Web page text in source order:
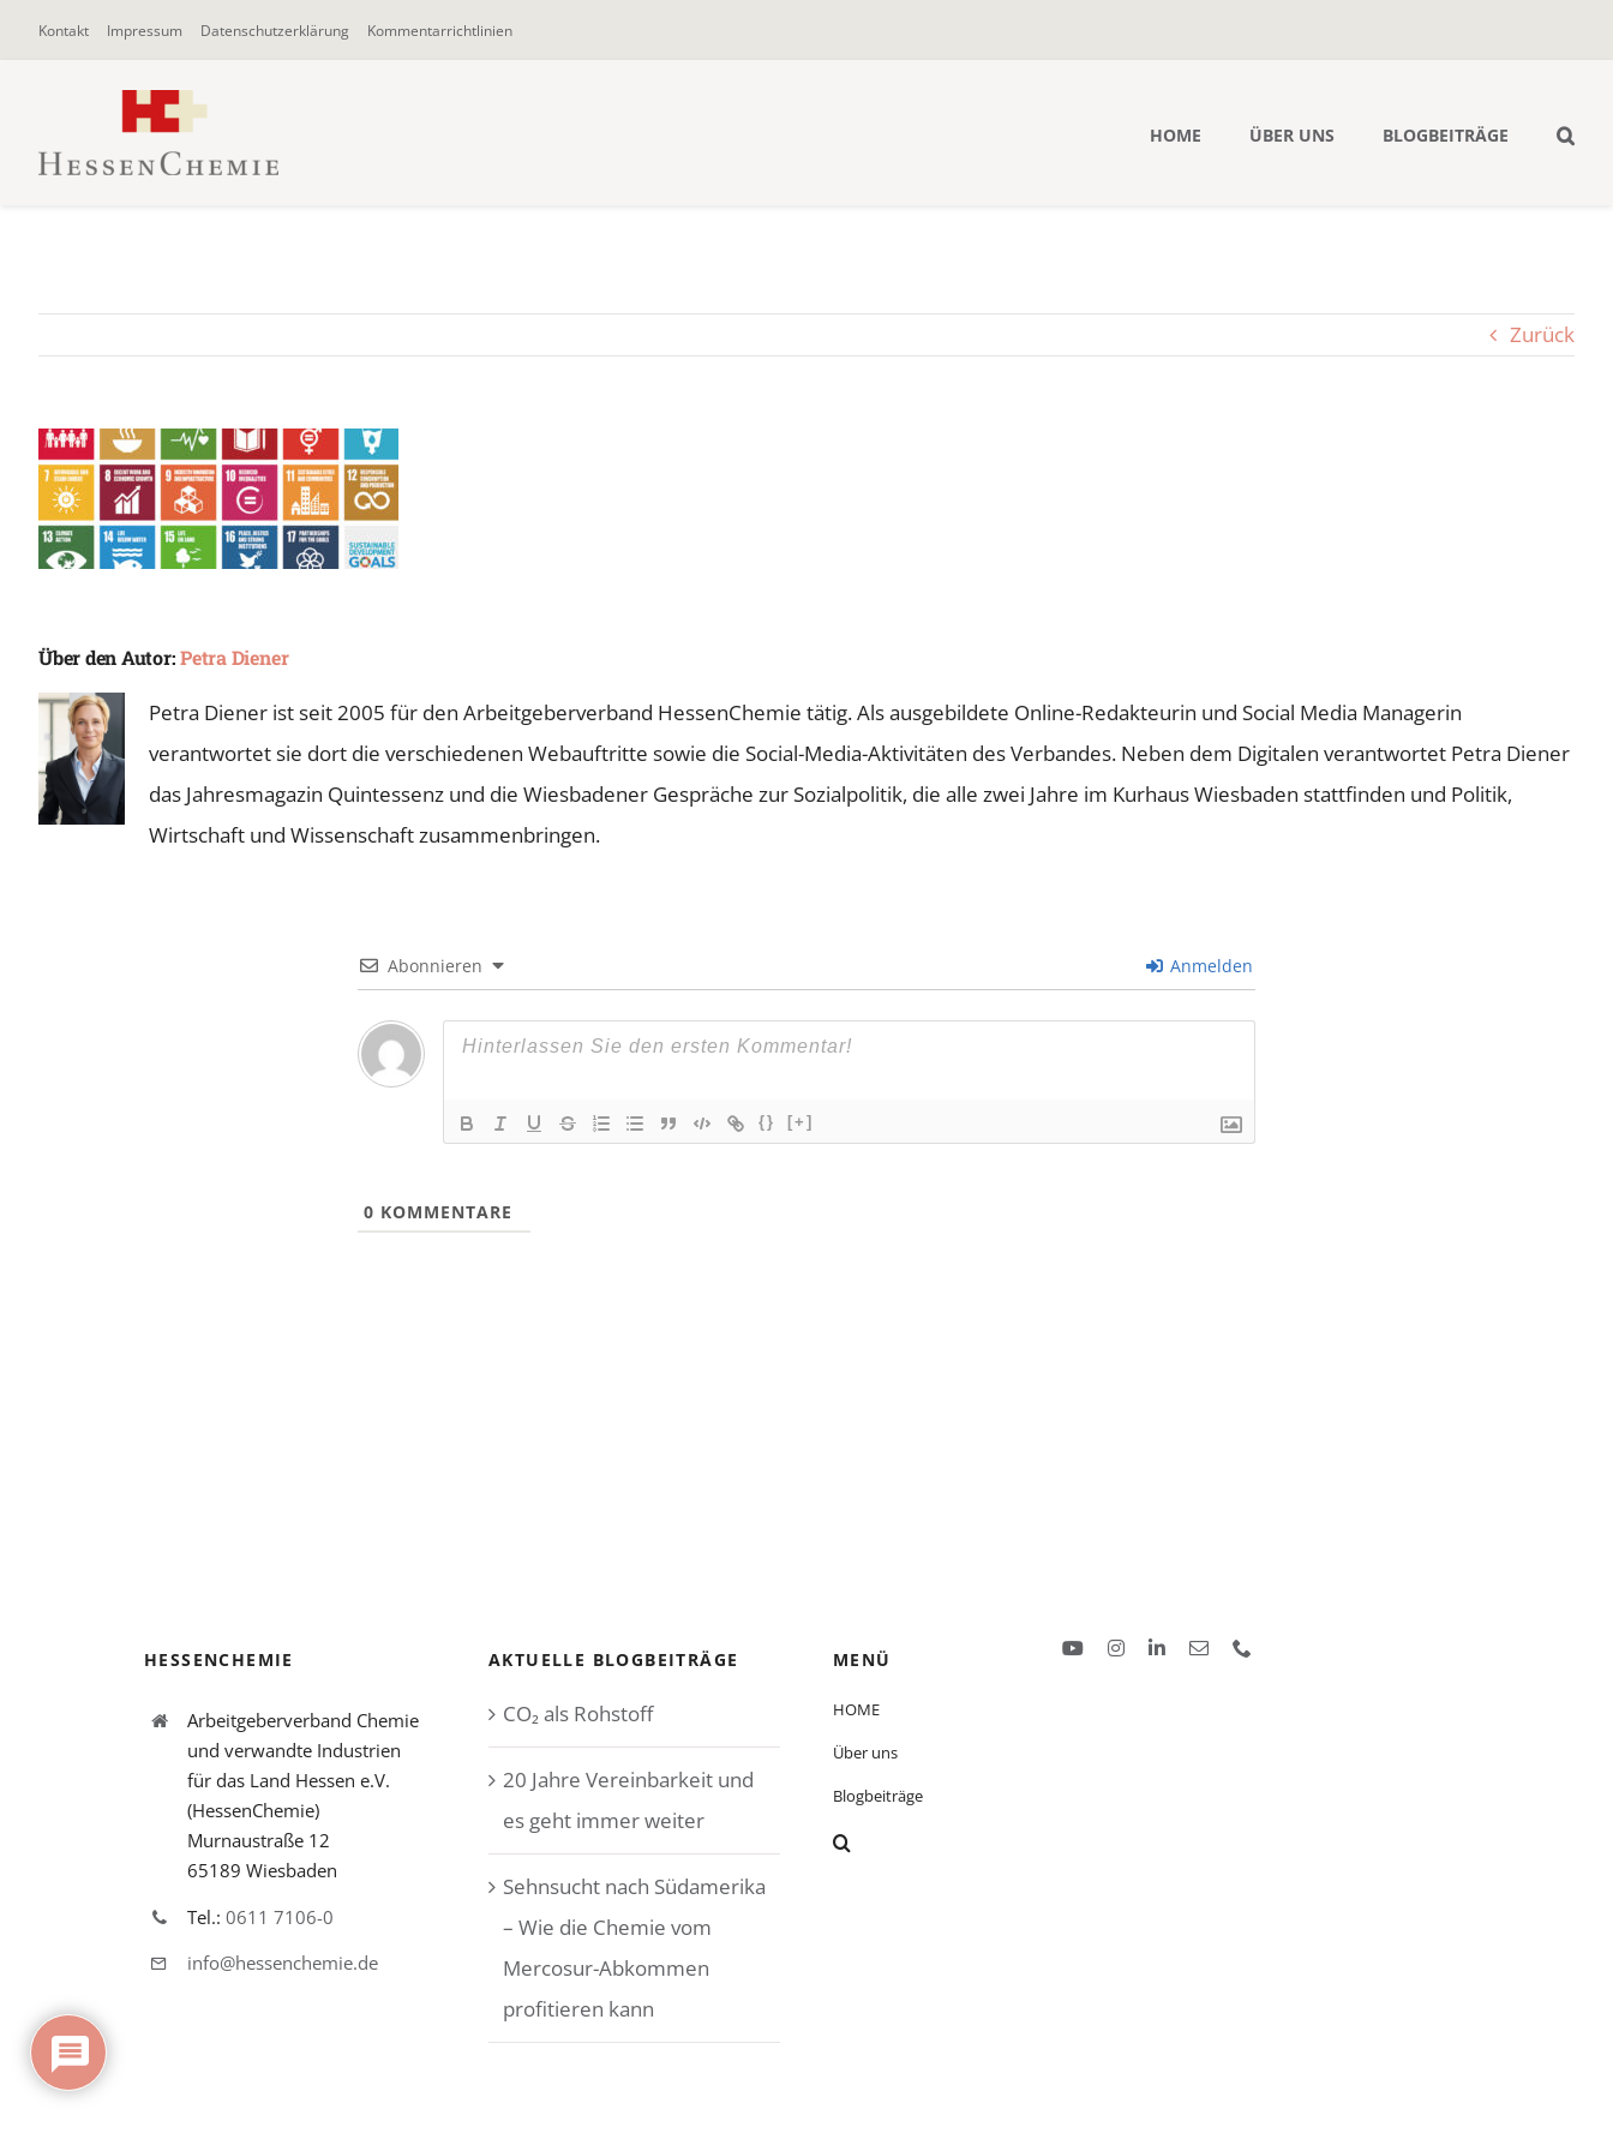
ZumKontakt Impressum Datenschutzerklärung Kommentarrichtlinien
HOME ÜBER UNS BLOGBEITRÄGE
Zurück
Über den Autor:Petra Diener
Petra Diener ist seit 2005 für den Arbeitgeberverband HessenChemie tätig. Als ausgebildete Online-Redakteurin und Social Media Managerin
verantwortet sie dort die verschiedenen Webauftritte sowie die Social-Media-Aktivitäten des Verbandes. Neben dem Digitalen verantwortet Petra Diener
das Jahresmagazin Quintessenz und die Wiesbadener Gespräche zur Sozialpolitik, die alle zwei Jahre im Kurhaus Wiesbaden stattfinden und Politik,
Wirtschaft und Wissenschaft zusammenbringen.
Abonnieren Anmelden
{} [+]
0 KOMMENTARE
HESSENCHEMIE
Arbeitgeberverband Chemie
und verwandte Industrien
für das Land Hessen e.V.
(HessenChemie)
Murnaustraße 12
65189 Wiesbaden
Tel.: 0611 7106-0
info@hessenchemie.de
AKTUELLE BLOGBEITRÄGE
CO₂ als Rohstoff
20 Jahre Vereinbarkeit und
es geht immer weiter
Sehnsucht nach Südamerika
– Wie die Chemie vom
Mercosur-Abkommen
profitieren kann
MENÜ
HOME
Über uns
Blogbeiträge